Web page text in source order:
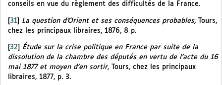
conseils en vue du règlement des difficultés de la France.
[31] La question d’Orient et ses conséquences probables, Tours,
chez les principaux libraires, 1876, 8 p.
32
Étude sur la crise politique en France par suite de la
dissolution de la chambre des députés en vertu de l’acte du 16
mai 1877 et moyen d’en sortir,
Tours, chez les principaux
libraires, 1877, p. 3.